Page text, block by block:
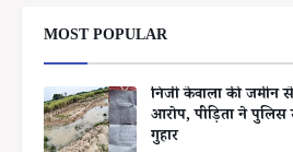
MOST POPULAR
निजी केवाला की जमीन
आरोप, पीड़िता ने
गुहार